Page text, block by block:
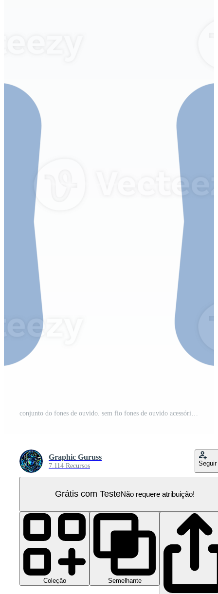
Graphic Guruss
7.114 Recursos Seguir
Grátis com TesteNão requere atribuição!
Coleção Semelhante